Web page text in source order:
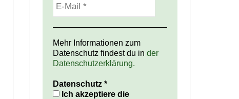
Mehr Informationen zum
Datenschutz findest du in der
Datenschutzerklärung.
Datenschutz *
Ich akzeptiere die